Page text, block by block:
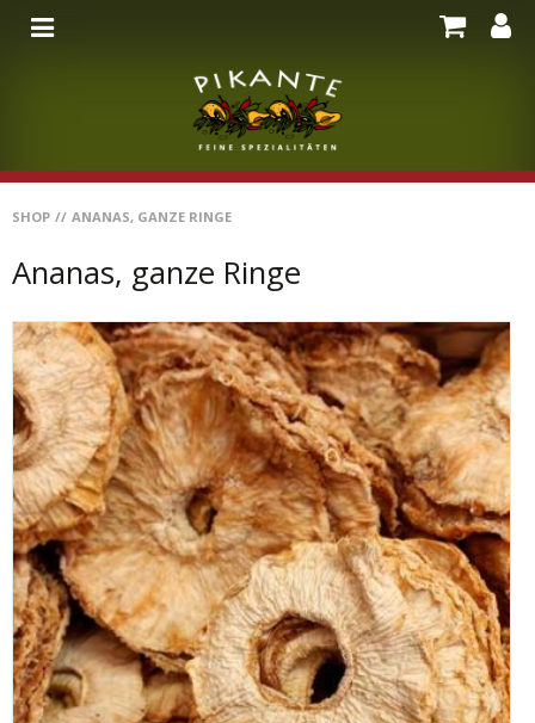
SHOP // ANANAS, GANZE RINGE
Ananas, ganze Ringe